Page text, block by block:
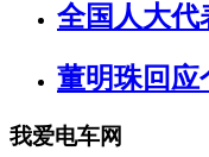
全国人大代
董明珠回应
我爱电车网